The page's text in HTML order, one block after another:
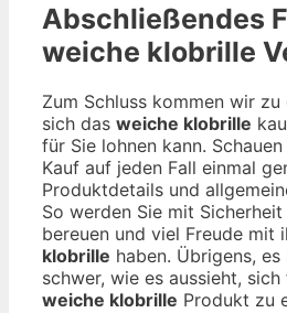
Abschließendes
weiche klobrille
Zum Schluss kommen wir
sich das weiche klobrille
für Sie lohnen kann.
Kauf auf jeden Fall einmal
Produktdetails und
So werden Sie mit
bereuen und viel Freude mit
klobrille haben. Übrigens,
schwer, wie es aussieht,
weiche klobrille Produkt zu